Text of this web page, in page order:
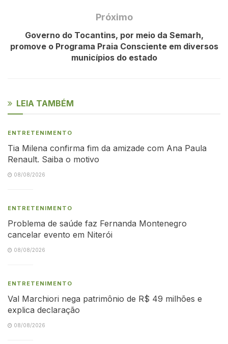
Próximo
Governo do Tocantins, por meio da Semarh,
promove o Programa Praia Consciente em diversos
municípios do estado
LEIA TAMBÉM
ENTRETENIMENTO
Tia Milena confirma fim da amizade com Ana Paula
Renault. Saiba o motivo
08/08/2026
ENTRETENIMENTO
Problema de saúde faz Fernanda Montenegro
cancelar evento em Niterói
08/08/2026
ENTRETENIMENTO
Val Marchiori nega patrimônio de R$ 49 milhões e
explica declaração
08/08/2026